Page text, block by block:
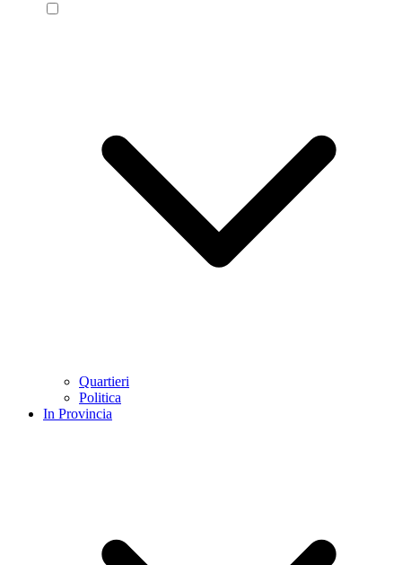
Quartieri
Politica
In Provincia